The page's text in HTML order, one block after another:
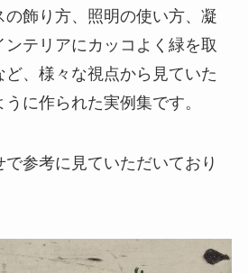
飾り方、照明の使い方、凝
ンテリアにカッコよく緑を取
ど、様々な視点から見ていた
に作られた実例集です。
参考に見ていただいており